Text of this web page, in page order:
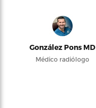
González Pons MD
Médico radiólogo